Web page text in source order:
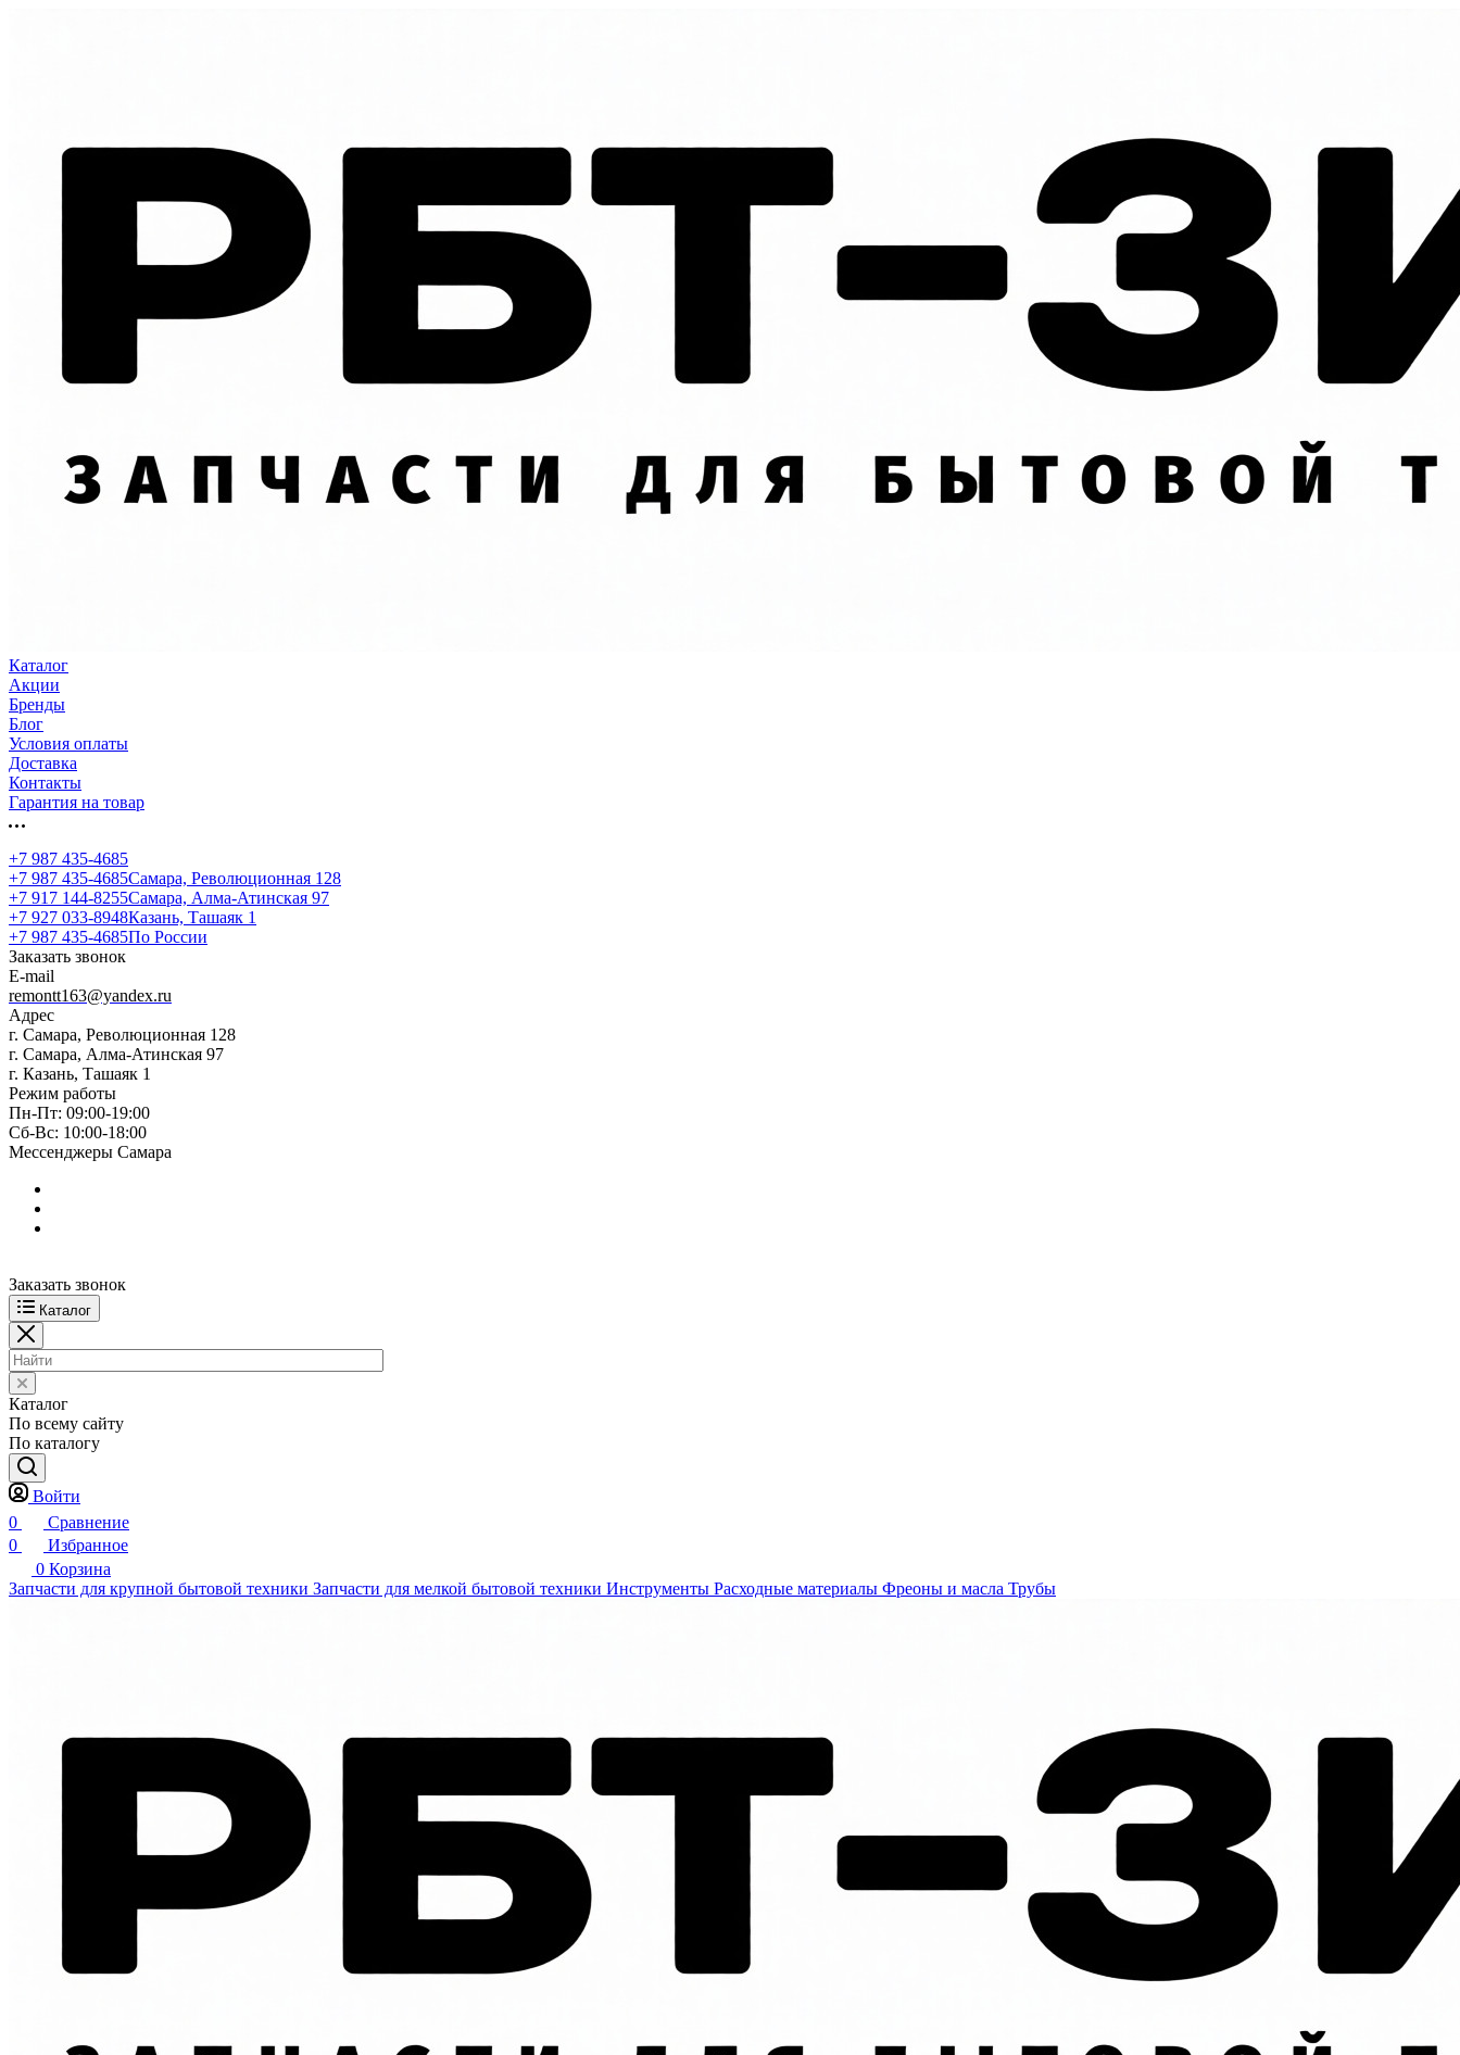
Каталог
Акции
Бренды
Блог
Условия оплаты
Доставка
Контакты
Гарантия на товар
+7 987 435-4685
+7 987 435-4685Самара, Революционная 128
+7 917 144-8255Самара, Алма-Атинская 97
+7 927 033-8948Казань, Ташаяк 1
+7 987 435-4685По России
Заказать звонок
E-mail
remontt163@yandex.ru
Адрес
г. Самара, Революционная 128
г. Самара, Алма-Атинская 97
г. Казань, Ташаяк 1
Режим работы
Пн-Пт: 09:00-19:00
Сб-Вс: 10:00-18:00
Мессенджеры Самара
Заказать звонок
Каталог
Каталог
По всему сайту
По каталогу
Войти
0
Сравнение
0
Избранное
0 Корзина
Запчасти для крупной бытовой техники Запчасти для мелкой бытовой техники Инструменты Расходные материалы Фреоны и масла Трубы